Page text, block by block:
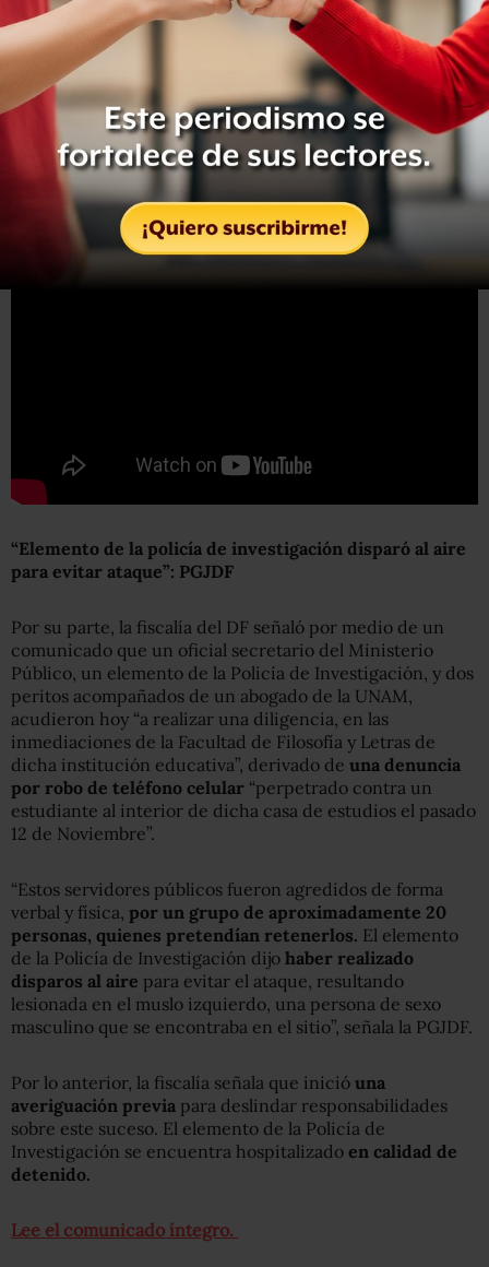
“Elemento de la policía de investigación disparó al aire
para evitar ataque”: PGJDF
Por su parte, la fiscalía del DF señaló por medio de un
comunicado que un oficial secretario del Ministerio
Público, un elemento de la Policía de Investigación, y dos
peritos acompañados de un abogado de la UNAM,
acudieron hoy “a realizar una diligencia, en las
inmediaciones de la Facultad de Filosofía y Letras de
dicha institución educativa”, derivado de una denuncia
por robo de teléfono celular “perpetrado contra un
estudiante al interior de dicha casa de estudios el pasado
12 de Noviembre”.
“Estos servidores públicos fueron agredidos de forma
verbal y física, por un grupo de aproximadamente 20
personas, quienes pretendían retenerlos. El elemento
de la Policía de Investigación dijo haber realizado
disparos al aire para evitar el ataque, resultando
lesionada en el muslo izquierdo, una persona de sexo
masculino que se encontraba en el sitio”, señala la PGJDF.
Por lo anterior, la fiscalía señala que inició una
averiguación previa para deslindar responsabilidades
sobre este suceso. El elemento de la Policía de
Investigación se encuentra hospitalizado en calidad de
detenido.
Lee el comunicado íntegro.